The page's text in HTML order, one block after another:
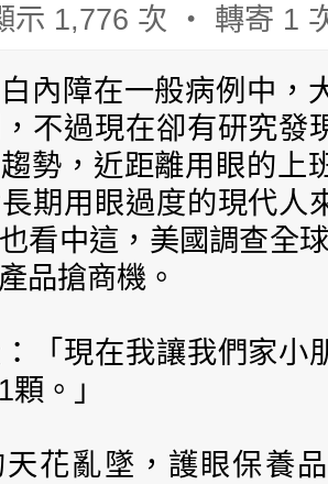
示 1,776 次 ‧ 轉寄 1
內障在一般病例中，
不過現在卻有研究發
勢，近距離用眼的上
期用眼過度的現代人
看中這，美國調查全
品搶商機。
「現在我讓我們家小
。」
天花亂墜，護眼保養